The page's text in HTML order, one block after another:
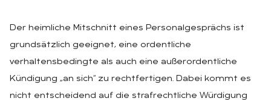
Der heimliche Mitschnitt eines Personalgesprächs ist
grundsätzlich geeignet, eine ordentliche
verhaltensbedingte als auch eine außerordentliche
Kündigung „an sich“ zu rechtfertigen. Dabei kommt es
nicht entscheidend auf die strafrechtliche Würdigung